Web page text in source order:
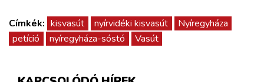
Címkék: kisvasút nyírvidéki kisvasút
Nyíregyháza
petíció
nyíregyháza-sóstó Vasút